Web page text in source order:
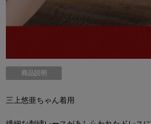
商品説明
三上悠亜ちゃん着用